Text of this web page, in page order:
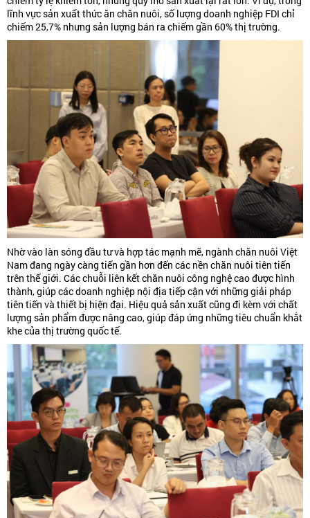
lĩnh vực sản xuất thức ăn chăn nuôi, số lượng doanh nghiệp FDI chỉ
chiếm 25,7% nhưng sản lượng bán ra chiếm gần 60% thị trường.
Nhờ vào làn sóng đầu tư và hợp tác mạnh mẽ, ngành chăn nuôi Việt
Nam đang ngày càng tiến gần hơn đến các nền chăn nuôi tiên tiến
trên thế giới. Các chuỗi liên kết chăn nuôi công nghệ cao được hình
thành, giúp các doanh nghiệp nội địa tiếp cận với những giải pháp
tiên tiến và thiết bị hiện đại. Hiệu quả sản xuất cũng đi kèm với chất
lượng sản phẩm được nâng cao, giúp đáp ứng những tiêu chuẩn khắt
khe của thị trường quốc tế.